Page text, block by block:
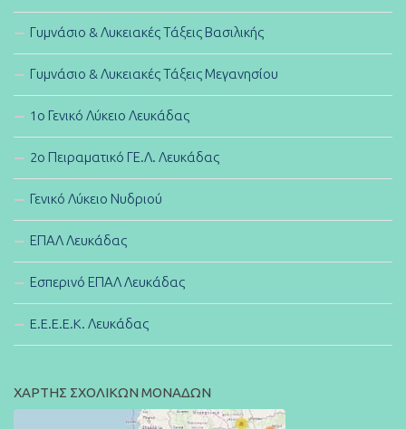
Γυμνάσιο & Λυκειακές Τάξεις Βασιλικής
Γυμνάσιο & Λυκειακές Τάξεις Μεγανησίου
1ο Γενικό Λύκειο Λευκάδας
2ο Πειραματικό ΓΕ.Λ. Λευκάδας
Γενικό Λύκειο Νυδριού
ΕΠΑΛ Λευκάδας
Εσπερινό ΕΠΑΛ Λευκάδας
E.E.E.E.K. Λευκάδας
ΧΑΡΤΗΣ ΣΧΟΛΙΚΩΝ ΜΟΝΑΔΩΝ